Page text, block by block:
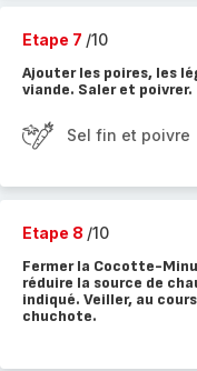
Etape 7 /10
Ajouter les poires, les
viande. Saler et poivrer.
Sel fin et poivre
Etape 8 /10
Fermer la Cocotte-
réduire la source de
indiqué. Veiller, au
chuchote.